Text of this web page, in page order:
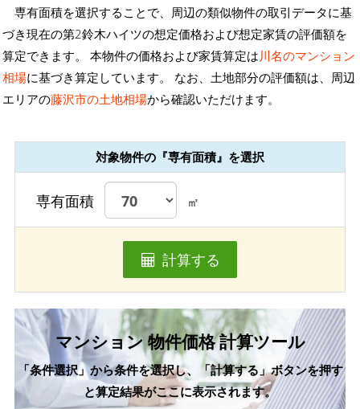
専有面積を選択することで、周辺の類似物件の取引データに基
づき現在の第2鈴木ハイツの想定価格および想定家賃の評価額を
算定できます。 本物件の価格および家賃算定は川名のマンション
相場に基づき算定しています。 なお、土地部分の評価額は、周辺
エリアの藤沢市の土地相場から確認いただけます。
対象物件の『専有面積』を選択
専有面積 ㎡
計算する
マンション 物件価格 計算ツール
「条件選択」から条件を選択し、「計算する」ボタンを押す
と算定結果がここに表示されます。